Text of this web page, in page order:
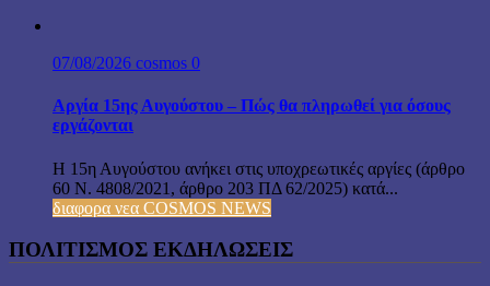
07/08/2026 cosmos 0
Αργία 15ης Αυγούστου – Πώς θα πληρωθεί για όσους
εργάζονται
Η 15η Αυγούστου ανήκει στις υποχρεωτικές αργίες (άρθρο
60 Ν. 4808/2021, άρθρο 203 ΠΔ 62/2025) κατά...
διαφορα νεα COSMOS NEWS
ΠΟΛΙΤΙΣΜΟΣ ΕΚΔΗΛΩΣΕΙΣ